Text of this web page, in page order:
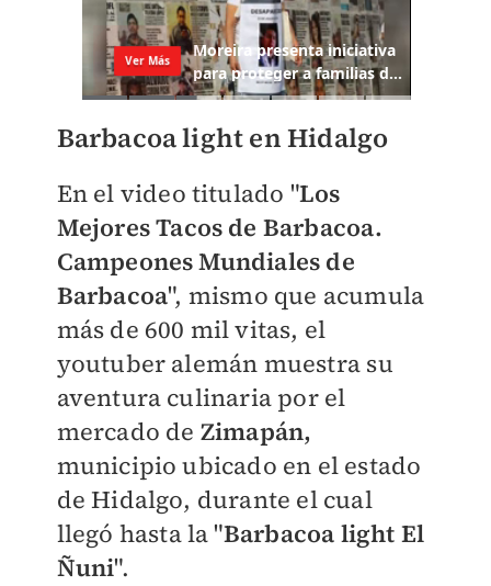
Barbacoa light en Hidalgo
En el video titulado "Los
Mejores Tacos de Barbacoa.
Campeones Mundiales de
Barbacoa", mismo que acumula
más de 600 mil vitas, el
youtuber alemán muestra su
aventura culinaria por el
mercado de Zimapán,
municipio ubicado en el estado
de Hidalgo, durante el cual
llegó hasta la "Barbacoa light El
Ñuni".